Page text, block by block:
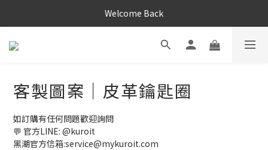
Welcome Back
客製圖案｜皮革鑰匙圈
如訂購有任何問題歡迎詢問
💬 官方LINE: @kuroit
黑潮官方信箱:service@mykuroit.com